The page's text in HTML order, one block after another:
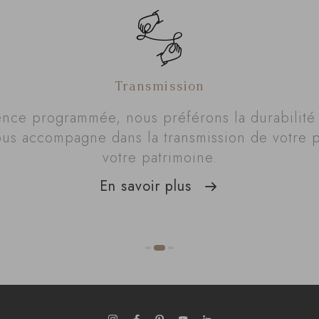
Transmission
programmée, nous préférons la durabilité
accompagne dans la transmission de votre
votre patrimoine.
En savoir plus